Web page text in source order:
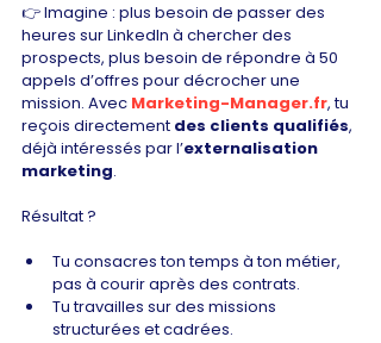
👉 Imagine : plus besoin de passer des
heures sur LinkedIn à chercher des
prospects, plus besoin de répondre à 50
appels d’offres pour décrocher une
mission. Avec Marketing-Manager.fr, tu
reçois directement des clients qualifiés,
déjà intéressés par l’externalisation
marketing.
Résultat ?
Tu consacres ton temps à ton métier,
pas à courir après des contrats.
Tu travailles sur des missions
structurées et cadrées.